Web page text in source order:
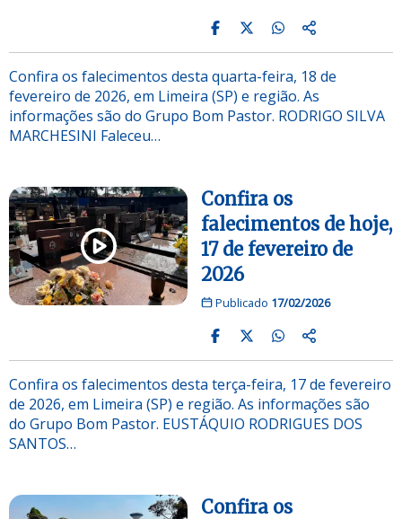
Confira os falecimentos desta quarta-feira, 18 de
fevereiro de 2026, em Limeira (SP) e região. As
informações são do Grupo Bom Pastor. RODRIGO SILVA
MARCHESINI Faleceu…
Confira os
falecimentos de hoje,
17 de fevereiro de
2026
Publicado 17/02/2026
Confira os falecimentos desta terça-feira, 17 de fevereiro
de 2026, em Limeira (SP) e região. As informações são
do Grupo Bom Pastor. EUSTÁQUIO RODRIGUES DOS
SANTOS…
Confira os